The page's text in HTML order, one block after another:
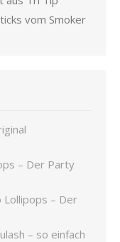
vom Smoker
– Der Party
Lollipops – Der
– so einfach